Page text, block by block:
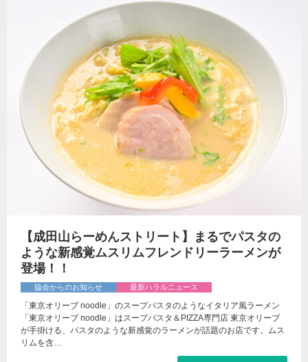
【成田山らーめんストリート】まるでパスタの
ような新感覚ムスリムフレンドリーラーメンが
登場！！
協会からのお知らせ 最新ハラルニュース
「東京オリーブ noodle」のスープパスタのようなイタリア風ラーメン
「東京オリーブ noodle」はスープパスタ＆PIZZA専門店 東京オリーブ
が手掛ける、パスタのような新感覚のラーメンが話題のお店です。ムス
リムを含…